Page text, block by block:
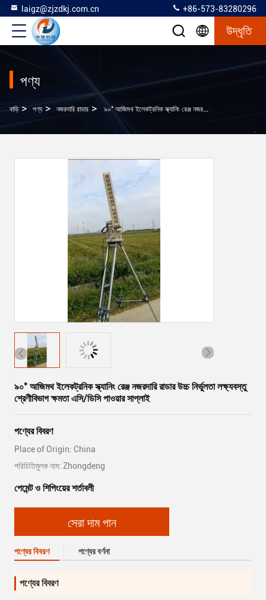
laigz@zjzdkj.com.cn +86-573-83280296
উদ্ধৃতি
পণ্য
বাড়ি > পণ্য > নজরদারি রাডার > ৯০° আজিমথ ইলেকট্রনিক স্ক্যানিং রেঞ্জ নজরদারি রাডার উচ্চ নির্ভুলতা লক্ষ্যবস্তু শ্রেণীবিভাগ ক্ষমতা এসি/ডিসি পাওয়ার সাপ্লাই
৯০° আজিমথ ইলেকট্রনিক স্ক্যানিং রেঞ্জ নজরদারি রাডার উচ্চ নির্ভুলতা লক্ষ্যবস্তু
শ্রেণীবিভাগ ক্ষমতা এসি/ডিসি পাওয়ার সাপ্লাই
পণ্যের বিবরণ
Place of Origin: China
পরিচিতিমুলক নাম: Zhongdeng
পেমেন্ট ও শিপিংয়ের শর্তাবলী
সেরা দাম পান
পণ্যের বিবরণ পণ্যের বর্ণনা
পণ্যের বিবরণ